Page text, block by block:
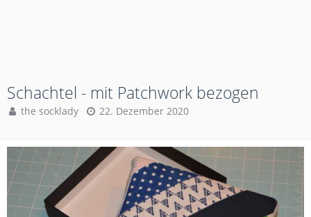
Schachtel - mit Patchwork bezogen
the socklady 22. Dezember 2020